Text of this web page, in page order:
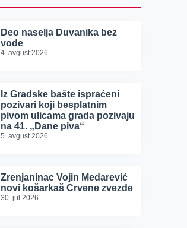
Deo naselja Duvanika bez
vode
4. avgust 2026.
Iz Gradske bašte ispraćeni
pozivari koji besplatnim
pivom ulicama grada pozivaju
na 41. „Dane piva“
5. avgust 2026.
Zrenjaninac Vojin Medarević
novi košarkaš Crvene zvezde
30. jul 2026.